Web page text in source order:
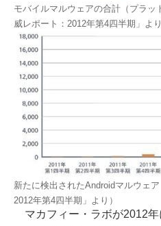
モバイルマルウェアの合計（プラ
威レポート：2012年第4四半期」より
新たに検出されたAndroidマルウェ
2012年第4四半期」より）
マカフィー・ラボが2012年